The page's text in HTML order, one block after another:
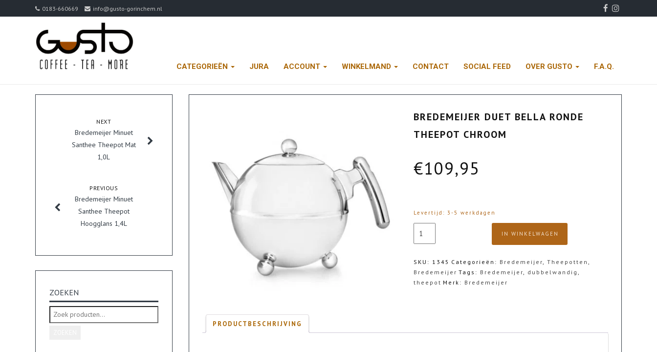
0183-660669 info@gusto-gorinchem.nl
CATEGORIEËN JURA ACCOUNT WINKELMAND CONTACT SOCIAL FEED OVER GUSTO F.A.Q.
BREDEMEIJER DUET BELLA RONDE
THEEPOT CHROOM
€109,95
Levertijd: 3-5 werkdagen
Duet
IN WINKELWAGEN
SKU: 1345 Categorieën: Bredemeijer Theepotten
Bredemeijer Tags: Bredemeijer dubbelwandig
theepot Merk: Bredemeijer
PRODUCTBESCHRIJVING
NEXT
Bredemeijer Minuet
Santhee Theepot Mat
1,0L
PREVIOUS
Bredemeijer Minuet
Santhee Theepot
Hoogglans 1,4L
ZOEKEN
Zoeken
naar: